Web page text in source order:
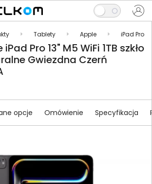
Tablety Apple iPad Pro
Pro 13" M5 WiFi 1TB szkło
Gwiezdna Czerń
opcje Omówienie Specyfikacja